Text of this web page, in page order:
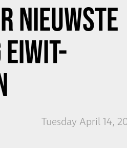
NIEUWSTE
Tuesday April 14,